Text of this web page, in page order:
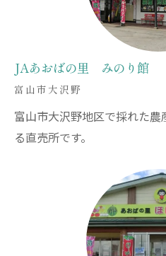
JAあおばの里 みのり館
富山市大沢野
富山市大沢野地区で採れた
る直売所です。